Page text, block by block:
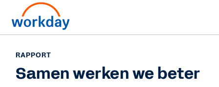
RAPPORT
Samen werken we beter